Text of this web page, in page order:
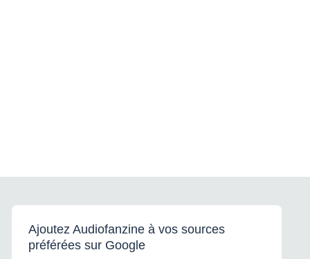
Ajoutez Audiofanzine à vos sources
préférées sur Google